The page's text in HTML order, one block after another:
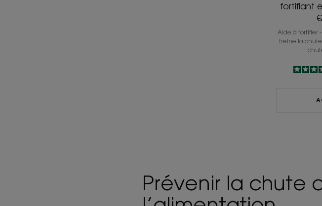
fortifiant
Aide à fortifier
freine la
Prévenir la chute